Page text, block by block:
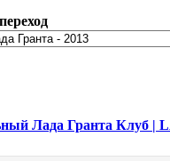
Лада Гранта Клуб |